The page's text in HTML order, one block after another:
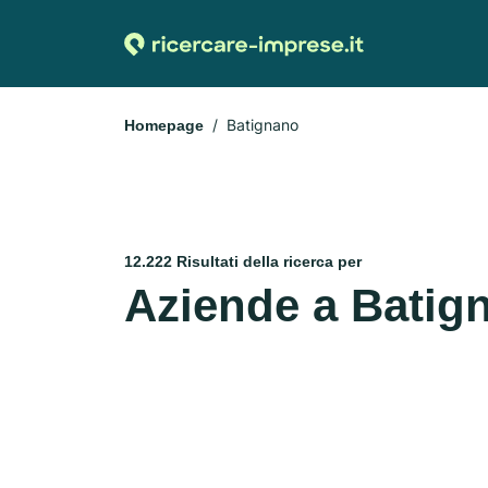
Homepage Batignano
12.222 Risultati della ricerca per
Aziende a